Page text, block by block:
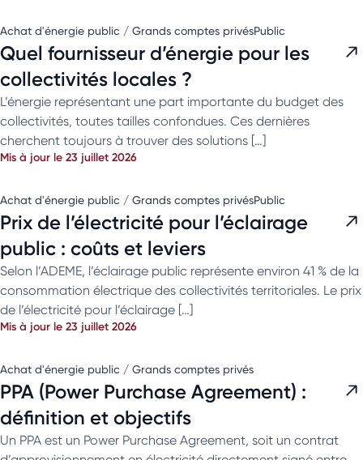
Achat d'énergie public / Grands comptes privésPublic
Quel fournisseur d’énergie pour les
collectivités locales ?
L’énergie représentant une part importante du budget des
collectivités, toutes tailles confondues. Ces dernières
cherchent toujours à trouver des solutions […]
Mis à jour le 23 juillet 2026
Achat d'énergie public / Grands comptes privésPublic
Prix de l’électricité pour l’éclairage
public : coûts et leviers
Selon l’ADEME, l’éclairage public représente environ 41 % de la
consommation électrique des collectivités territoriales. Le prix
de l’électricité pour l’éclairage […]
Mis à jour le 23 juillet 2026
Achat d'énergie public / Grands comptes privés
PPA (Power Purchase Agreement) :
définition et objectifs
Un PPA est un Power Purchase Agreement, soit un contrat